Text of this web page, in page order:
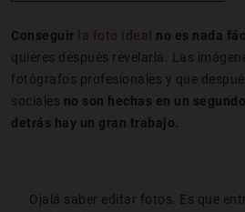
Conseguir la foto ideal no es nada
quieres después revelarla. Las
fotógrafos profesionales y que
sociales no son hechas en un segundo
detrás hay un gran trabajo.
Ojalá saber editar fotos. Es que